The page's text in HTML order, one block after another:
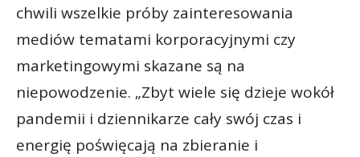
chwili wszelkie próby zainteresowania
mediów tematami korporacyjnymi czy
marketingowymi skazane są na
niepowodzenie. „Zbyt wiele się dzieje wokół
pandemii i dziennikarze cały swój czas i
energię poświęcają na zbieranie i